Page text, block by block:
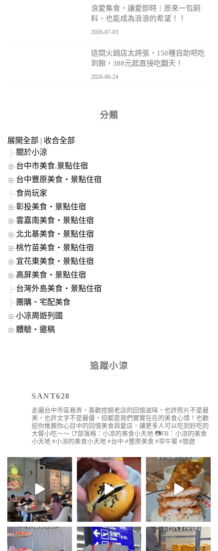
浪愛集食，讓愛即時｜原來一包飼
料、也能成為浪浪的希望！！
2026-07-03
這間火鍋店太誇張，150種自助吧吃
到飽，388元起直接吃翻天！
2026-06-24
分類
展開全部 | 收合全部
關於小涼
台中市美食.景點住宿
台中豐原美食‧景點住宿
食尚玩家
彰投美食‧景點住宿
雲嘉南美食‧景點住宿
北北基美食‧景點住宿
桃竹苗美食‧景點住宿
宜花東美食‧景點住宿
高屏美食‧景點住宿
台灣外島美食‧景點住宿
團購、宅配美食
小凉周遊列國
體驗‧邀稿
追蹤小涼
SANT628
走遍台中市區巷弄，喜歡挖掘老店的回憶滋味，也許照片不是最
美，也許文字不是最優，但都是我們實實在在的美食心情！也歡
迎你推薦你心目中的回憶美食與愛店，讓更多人可以吃到好吃的
大餐小吃～～ 📑部落格：小凉的美食小天地 📷FB：小涼的美食
小天地 #小涼的美食小天地 #台中 #豐原美食 #早午餐 #旅遊